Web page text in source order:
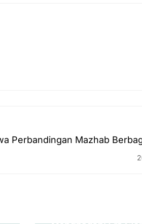
Perbandingan Mazhab